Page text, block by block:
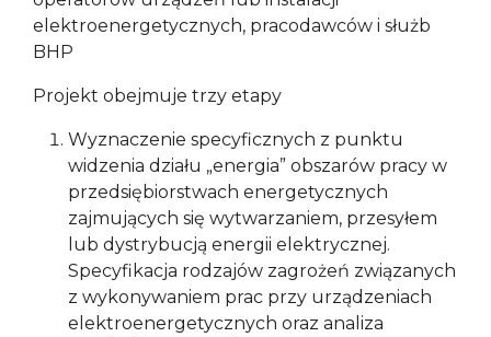
elektroenergetycznych, pracodawców i służb
BHP
Projekt obejmuje trzy etapy
Wyznaczenie specyficznych z punktu
widzenia działu „energia” obszarów pracy w
przedsiębiorstwach energetycznych
zajmujących się wytwarzaniem, przesyłem
lub dystrybucją energii elektrycznej.
Specyfikacja rodzajów zagrożeń związanych
z wykonywaniem prac przy urządzeniach
elektroenergetycznych oraz analiza